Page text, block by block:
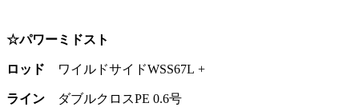
☆パワーミドスト
ロッド ワイルドサイドWSS67L +
ライン ダブルクロスPE 0.6号